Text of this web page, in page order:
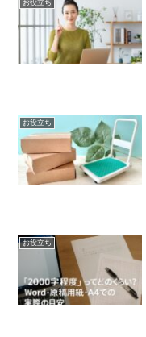
お役立ち
お役立ち
お役立ち